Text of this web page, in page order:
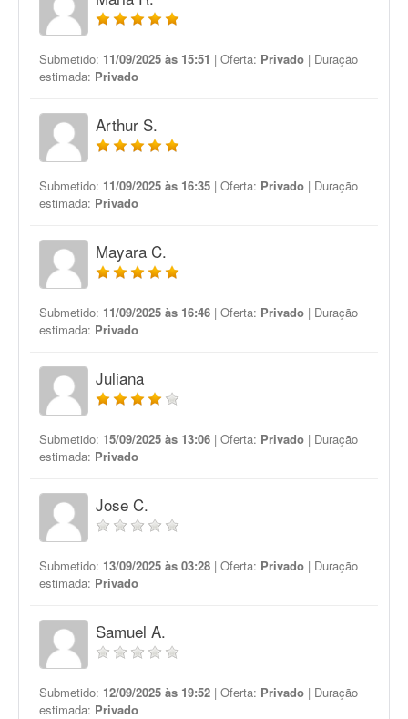
Submetido: 11/09/2025 às 15:51 | Oferta: Privado | Duração
estimada: Privado
Arthur S.
Submetido: 11/09/2025 às 16:35 | Oferta: Privado | Duração
estimada: Privado
Mayara C.
Submetido: 11/09/2025 às 16:46 | Oferta: Privado | Duração
estimada: Privado
Juliana
Submetido: 15/09/2025 às 13:06 | Oferta: Privado | Duração
estimada: Privado
Jose C.
Submetido: 13/09/2025 às 03:28 | Oferta: Privado | Duração
estimada: Privado
Samuel A.
Submetido: 12/09/2025 às 19:52 | Oferta: Privado | Duração
estimada: Privado